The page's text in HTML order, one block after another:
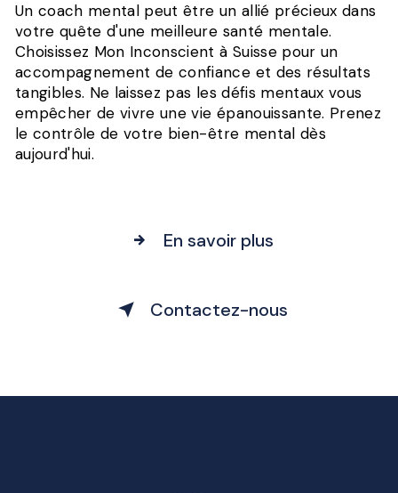
Un coach mental peut être un allié précieux dans
votre quête d'une meilleure santé mentale.
Choisissez Mon Inconscient à Suisse pour un
accompagnement de confiance et des résultats
tangibles. Ne laissez pas les défis mentaux vous
empêcher de vivre une vie épanouissante. Prenez
le contrôle de votre bien-être mental dès
aujourd'hui.
En savoir plus
Contactez-nous